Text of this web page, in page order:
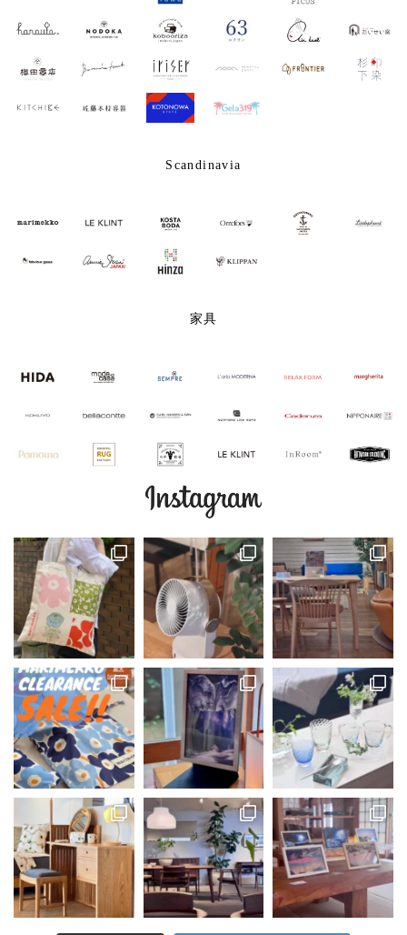
Scandinavia
家具